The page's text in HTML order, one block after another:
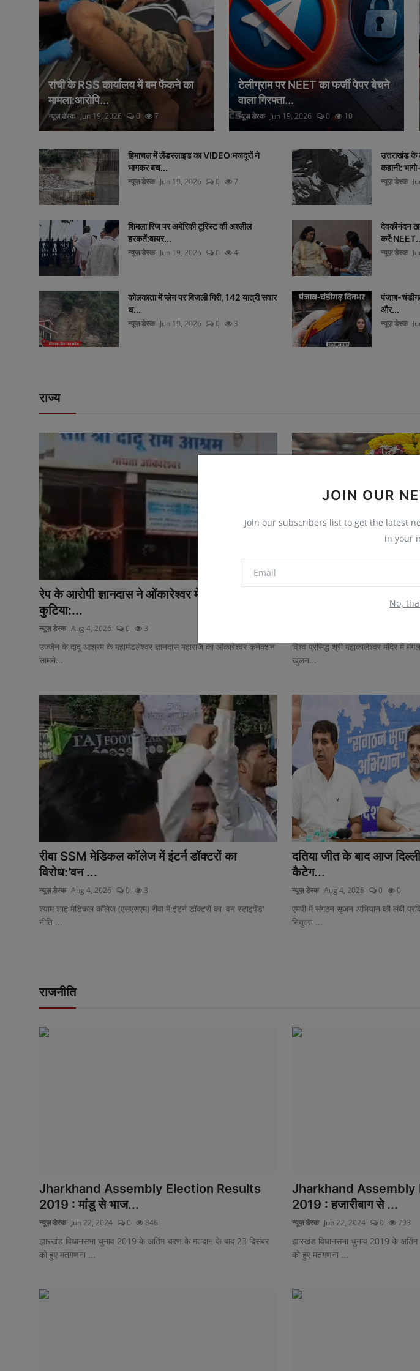
JOIN OUR
Join our subscribers list to get the latest
in your
No,
रांची के RSS कार्यालय में बम फेंकने का
मामला:आरोपि...
न्यूज़ डेस्क Jun 19, 2026 0 7
टेलीग्राम पर NEET का फर्जी पेपर बेचने
वाला गिरफ्ता...
न्यूज़ डेस्क Jun 19, 2026 0 10
हिमाचल में लैंडस्लाइड का VIDEO:मजदूरों ने
भागकर बच...
न्यूज़ डेस्क Jun 19, 2026 0 7
उत्तराखंड के
न्यूज़ डेस्क
शिमला रिज पर अमेरिकी टूरिस्ट की अश्लील
हरकतें:वायर...
न्यूज़ डेस्क Jun 19, 2026 0 4
देवकीनंदन
न्यूज़ डेस्क
कोलकाता में प्लेन पर बिजली गिरी, 142 यात्री सवार
थ...
न्यूज़ डेस्क Jun 19, 2026 0 3
पंजाब-
और...
न्यूज़ डेस्क
राज्य
रेप के आरोपी ज्ञानदास ने ओंकारेश्वर में बनाई थी
कुटिया:...
न्यूज़ डेस्क Aug 4, 2026 0 3
उज्जैन के दादू आश्रम के महामंडलेश्वर ज्ञानदास महाराज का ओंकारेश्वर कनेक्शन
सामने...
विश्व प्रसिद्ध श्री महाकालेश्वर मंदिर में
खुलन...
रीवा SSM मेडिकल कॉलेज में इंटर्न डॉक्टरों का
विरोध:'वन ...
न्यूज़ डेस्क Aug 4, 2026 0 3
श्याम शाह मेडिकल कॉलेज (एसएसएम) रीवा में इंटर्न डॉक्टरों का 'वन स्टाइपेंड'
नीति ...
दतिया जीत के बाद आज
कैटेग...
न्यूज़ डेस्क Aug 4, 2026 0 0
एमपी में संगठन सृजन अभियान की लंबी
नियुक्त ...
राजनीति
Jharkhand Assembly Election Results
2019 : मांडू से भाज...
न्यूज़ डेस्क Jun 22, 2024 0 846
झारखंड विधानसभा चुनाव 2019 के अतिंम चरण के मतदान के बाद 23 दिसंबर
को हुए मतगणना ...
Jharkhand Assembly
2019 : हजारीबाग से ...
न्यूज़ डेस्क Jun 22, 2024 0 793
झारखंड विधानसभा चुनाव 2019 के
को हुए मतगणना ...